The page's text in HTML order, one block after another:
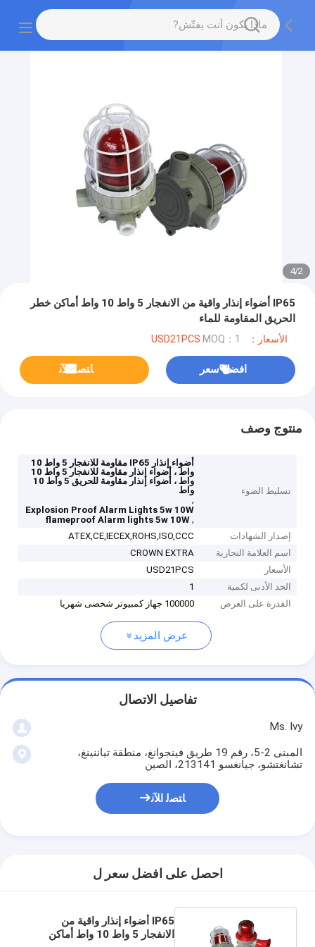
2
/
4
IP65 أضواء إنذار واقية من الانفجار 5 واط 10 واط أماكن خطر
الحريق المقاومة للماء
الأسعار：USD21PCS MOQ：1
افضل سعر ﺎﺘﺼﻟ ﺍﻶﻧ
منتوج وصف
تسليط الضوء
أضواء إنذار IP65 مقاومة للانفجار 5 واط 10
واط ، أضواء إنذار مقاومة للانفجار 5 واط 10
واط ، أضواء إنذار مقاومة للحريق 5 واط 10
واط
,
Explosion Proof Alarm Lights 5w 10W
,
flameproof Alarm lights 5w 10W
إصدار الشهادات
ATEX,CE,IECEX,ROHS,ISO,CCC
اسم العلامة التجارية
CROWN EXTRA
الأسعار
USD21PCS
الحد الأدنى لكمية
1
القدرة على العرض
100000 جهاز كمبيوتر شخصى شهريا
عرض المزيد
تفاصيل الاتصال
Ms. Ivy
المبنى 2-5، رقم 19 طريق فينجوانغ، منطقة تياننينغ،
تشانغتشو، جيانغسو 213141، الصين
ﺎﺘﺼﻟ ﺍﻶﻧ
احصل على افضل سعر ل
IP65 أضواء إنذار واقية من
الانفجار 5 واط 10 واط أماكن